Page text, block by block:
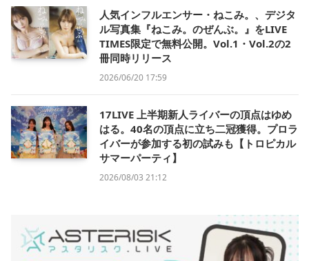
人気インフルエンサー・ねこみ。、デジタ
ル写真集『ねこみ。のぜんぶ。』をLIVE
TIMES限定で無料公開。Vol.1・Vol.2の2
冊同時リリース
2026/06/20 17:59
17LIVE 上半期新人ライバーの頂点はゆめ
はる。40名の頂点に立ち二冠獲得。プロラ
イバーが参加する初の試みも【トロピカル
サマーパーティ】
2026/08/03 21:12